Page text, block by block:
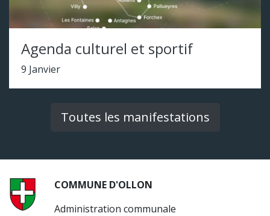
Agenda culturel et sportif
9 Janvier
Toutes les manifestations
COMMUNE D'OLLON
Administration communale